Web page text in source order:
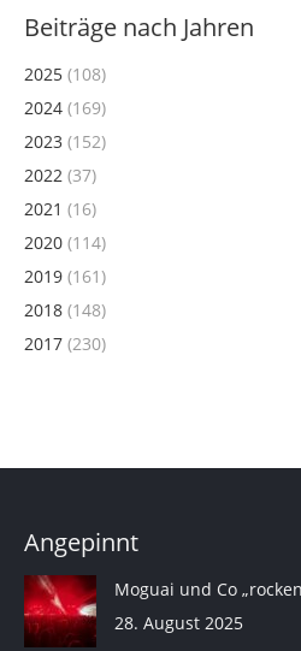
Beiträge nach Jahren
2025 (108)
2024 (169)
2023 (152)
2022 (37)
2021 (16)
2020 (114)
2019 (161)
2018 (148)
2017 (230)
Angepinnt
Moguai und Co
28. August 2025